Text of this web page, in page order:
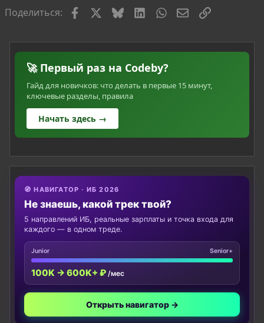
Поделиться: FacebookBlueskyLinkedInWhatsAppЭлектронная
Ссылка
🚀 Первый раз на Codeby?
Гайд для новичков: что делать в первые 15 минут,
ключевые разделы, правила
Начать здесь →
🧭 НАВИГАТОР · ИБ 2026
Не знаешь, какой трек твой?
5 направлений ИБ, реальные зарплаты и точка входа для
каждого — в одном треде.
Junior Senior+
100K → 600K+ ₽ /мес
Открыть навигатор →